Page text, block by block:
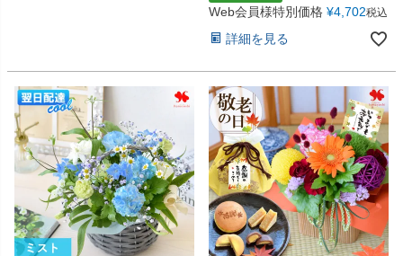
Web会員様特別価格 ¥4,702税込
詳細を見る